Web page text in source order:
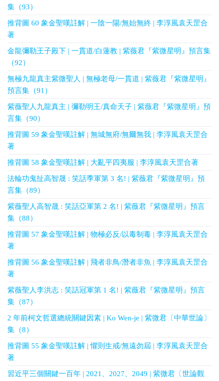
集（93）
推背圖 60 象金聖嘆註解 | 一陰一陽/無始無終 | 李淳風袁天罡合
著
金龍彌勒王子殿下 | 一貫道/白蓮教 | 紫薇君『紫微星明』預言集
（92）
無極九龍真主紫微聖人 | 無極老母/一貫道 | 紫薇君『紫微星明』
預言集（91）
紫薇聖人九龍真主 | 彌勒明王/真命天子 | 紫薇君『紫微星明』預
言集（90）
推背圖 59 象金聖嘆註解 | 無城無府/無爾無我 | 李淳風袁天罡合
著
推背圖 58 象金聖嘆註解 | 大亂平四夷服 | 李淳風袁天罡合著
法輪功鬼扯高智晟 : 笑話季軍第 3 名! | 紫薇君『紫微星明』預
言集（89）
紫薇聖人高智晟 : 笑話亞軍第 2 名! | 紫薇君『紫微星明』預言
集（88）
推背圖 57 象金聖嘆註解 | 物極必反/以毒制毒 | 李淳風袁天罡合
著
推背圖 56 象金聖嘆註解 | 飛者非鳥/潛者非魚 | 李淳風袁天罡合
著
紫薇聖人李洪志 : 笑話冠軍第 1 名! | 紫薇君『紫微星明』預言
集（87）
2 年前柯文哲選總統關鍵因素 | Ko Wen-je | 紫微君〔中華世論〕
集（8）
推背圖 55 象金聖嘆註解 | 懼則生戒/無遠勿屆 | 李淳風袁天罡合
著
習近平三個關鍵一百年 | 2021、2027、2049 | 紫微君〔世論觀